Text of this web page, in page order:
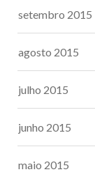
setembro 2015
agosto 2015
julho 2015
junho 2015
maio 2015